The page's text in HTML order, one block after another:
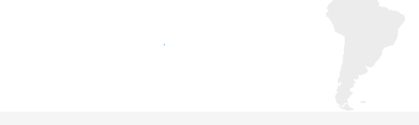
เข้าถึงลูกค้าใหม่ ๆ ตั้งแต่วันนี้